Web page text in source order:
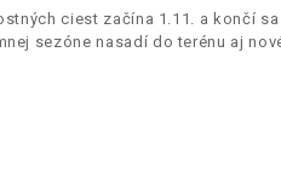
ciest začína 1.11. a končí
sezóne nasadí do terénu aj